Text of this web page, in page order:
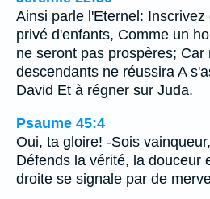
Ainsi parle l'Eternel:
privé d'enfants, Comme un
ne seront pas prospères; Car
descendants ne réussira A
David Et à régner sur Juda.
Psaume 45:4
Oui, ta gloire! -Sois
Défends la vérité, la douceur
droite se signale par de